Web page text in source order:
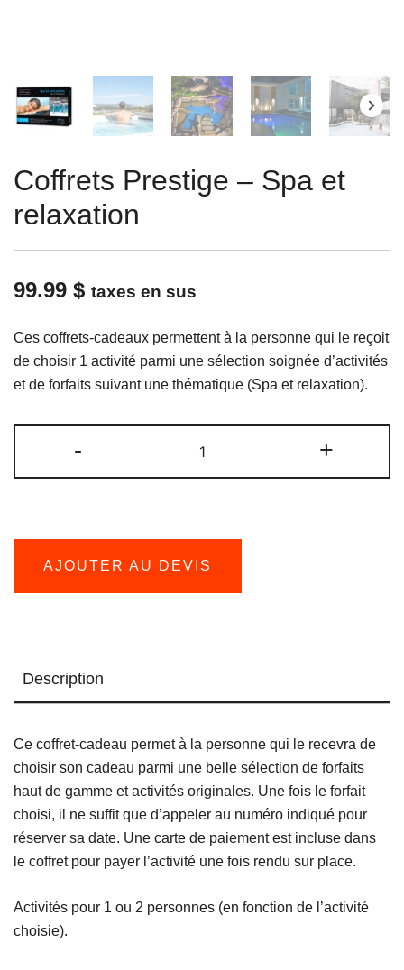
Coffrets Prestige – Spa et
relaxation
99.99 $ taxes en sus
Ces coffrets-cadeaux permettent à la personne qui le reçoit
de choisir 1 activité parmi une sélection soignée d’activités
et de forfaits suivant une thématique (Spa et relaxation).
-
de
Coffrets
+
AJOUTER AU DEVIS
Description
Ce coffret-cadeau permet à la personne qui le recevra de
choisir son cadeau parmi une belle sélection de forfaits
haut de gamme et activités originales. Une fois le forfait
choisi, il ne suffit que d’appeler au numéro indiqué pour
réserver sa date. Une carte de paiement est incluse dans
le coffret pour payer l’activité une fois rendu sur place.
Activités pour 1 ou 2 personnes (en fonction de l’activité
choisie).